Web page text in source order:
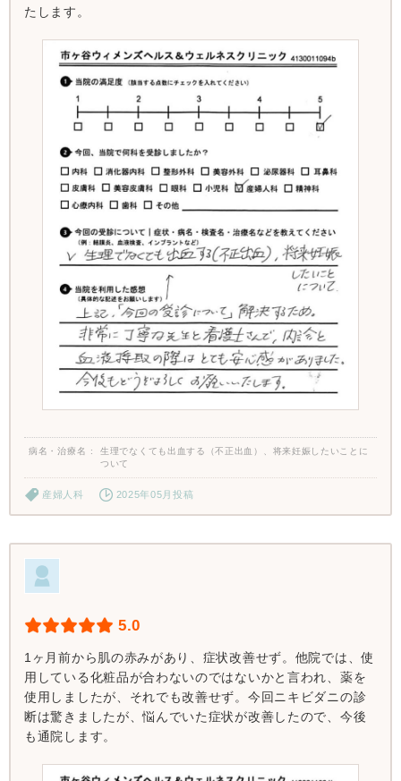
たします。
病名・治療名
生理でなくても出血する（不正出血）、将来妊娠したいことに
ついて
産婦人科 2025年05月投稿
5.0
1ヶ月前から肌の赤みがあり、症状改善せず。他院では、使
用している化粧品が合わないのではないかと言われ、薬を
使用しましたが、それでも改善せず。今回ニキビダニの診
断は驚きましたが、悩んでいた症状が改善したので、今後
も通院します。